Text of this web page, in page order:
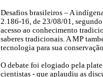
Desafios brasileiros – A
2.186-16, de 23/08/01,
acesso ao conhecimento
saberes tradicionais. A MP
tecnologia para sua
O debate foi elogiado pela
cientistas - que aplaudiu as